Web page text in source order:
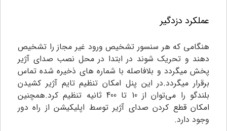
عملکرد دزدگیر
هنگامی که هر سنسور تشخیص ورود غیر مجاز را تشخیص
دهند و تحریک شوند در ابتدا در محل نصب صدای آژیر
پخش میگردد و بلافاصله با شماره های ذخیره شده تماس
برقرار میگردد.در این پنل امکان تنظیم تایم آژیر کشیدن
بلندگو را می‌توان از 10 تا 400 ثانیه تنظیم کرد.همچنین
امکان قطع کردن صدای آژیر توسط اپلیکیشن از راه دور
وجود دارد.